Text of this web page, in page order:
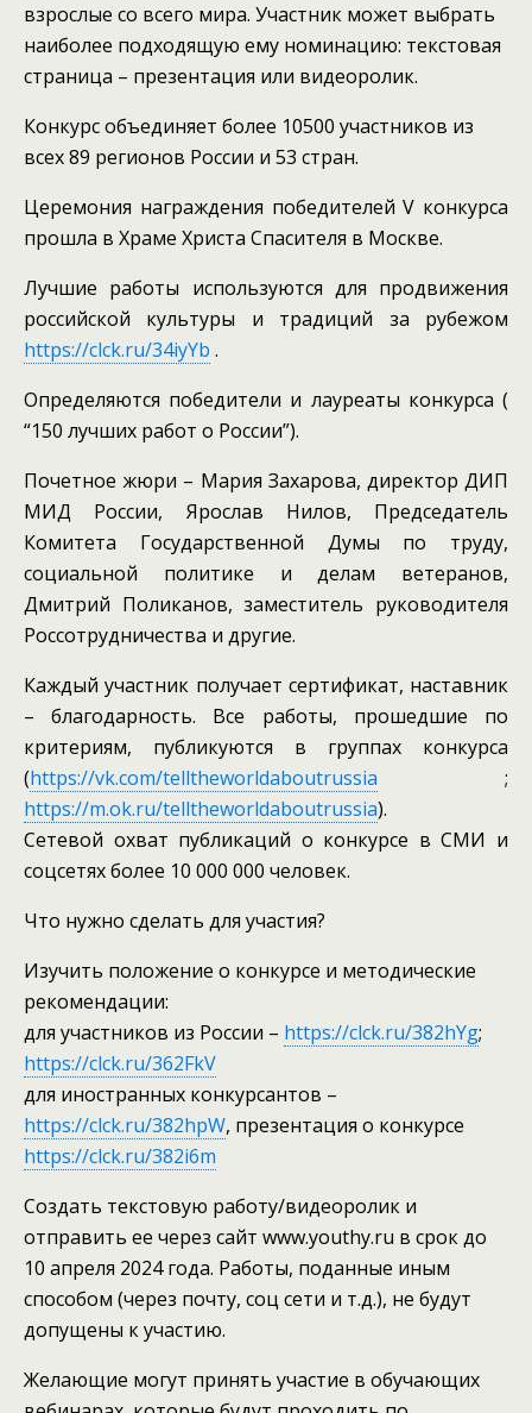
взрослые со всего мира. Участник может выбрать
наиболее подходящую ему номинацию: текстовая
страница – презентация или видеоролик.
Конкурс объединяет более 10500 участников из
всех 89 регионов России и 53 стран.
Церемония награждения победителей V конкурса
прошла в Храме Христа Спасителя в Москве.
Лучшие работы используются для продвижения
российской культуры и традиций за рубежом
https://clck.ru/34iyYb .
Определяются победители и лауреаты конкурса (
“150 лучших работ о России”).
Почетное жюри – Мария Захарова, директор ДИП
МИД России, Ярослав Нилов, Председатель
Комитета Государственной Думы по труду,
социальной политике и делам ветеранов,
Дмитрий Поликанов, заместитель руководителя
Россотрудничества и другие.
Каждый участник получает сертификат, наставник
– благодарность. Все работы, прошедшие по
критериям, публикуются в группах конкурса
(https://vk.com/telltheworldaboutrussia ;
https://m.ok.ru/telltheworldaboutrussia).
Сетевой охват публикаций о конкурсе в СМИ и
соцсетях более 10 000 000 человек.
Что нужно сделать для участия?
Изучить положение о конкурсе и методические
рекомендации:
для участников из России – https://clck.ru/382hYg;
https://clck.ru/362FkV
для иностранных конкурсантов –
https://clck.ru/382hpW, презентация о конкурсе
https://clck.ru/382i6m
Создать текстовую работу/видеоролик и
отправить ее через сайт www.youthy.ru в срок до
10 апреля 2024 года. Работы, поданные иным
способом (через почту, соц сети и т.д.), не будут
допущены к участию.
Желающие могут принять участие в обучающих